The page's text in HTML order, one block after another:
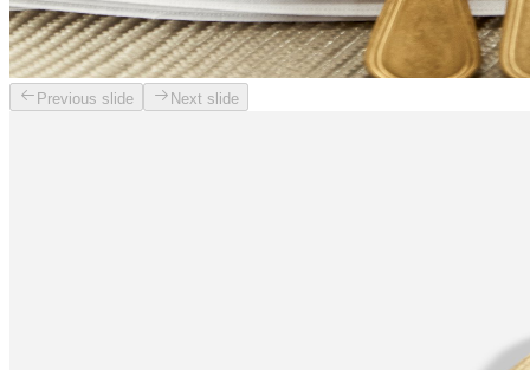
Previous slide Next slide